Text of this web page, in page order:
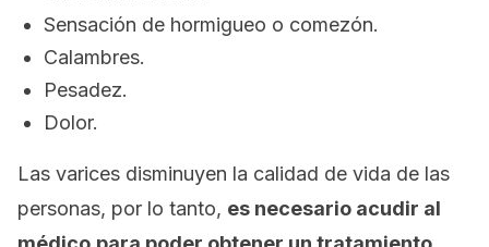
Sensación de hormigueo o comezón.
Calambres.
Pesadez.
Dolor.
Las varices disminuyen la calidad de vida de las
personas, por lo tanto, es necesario acudir al